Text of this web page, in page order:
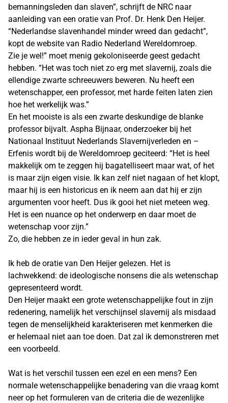
bemanningsleden dan slaven”, schrijft de NRC naar
aanleiding van een oratie van Prof. Dr. Henk Den Heijer.
“Nederlandse slavenhandel minder wreed dan gedacht”,
kopt de website van Radio Nederland Wereldomroep.
Zie je wel!” moet menig gekoloniseerde geest gedacht
hebben. “Het was toch niet zo erg met slavernij, zoals die
ellendige zwarte schreeuwers beweren. Nu heeft een
wetenschapper, een professor, met harde feiten laten zien
hoe het werkelijk was.”
En het mooiste is als een zwarte deskundige de blanke
professor bijvalt. Aspha Bijnaar, onderzoeker bij het
Nationaal Instituut Nederlands Slavernijverleden en –
Erfenis wordt bij de Wereldomroep geciteerd: “Het is heel
makkelijk om te zeggen hij bagatelliseert maar wat, of het
is maar zijn eigen visie. Ik kan zelf niet nagaan of het klopt,
maar hij is een historicus en ik neem aan dat hij er zijn
argumenten voor heeft. Dus ik gooi het niet meteen weg.
Het is een nuance op het onderwerp en daar moet de
wetenschap voor zijn.”
Zo, die hebben ze in ieder geval in hun zak.
Ik heb de oratie van Den Heijer gelezen. Het is
lachwekkend: de ideologische nonsens die als wetenschap
gepresenteerd wordt.
Den Heijer maakt een grote wetenschappelijke fout in zijn
redenering, namelijk het verschijnsel slavernij als misdaad
tegen de menselijkheid karakteriseren met kenmerken die
er helemaal niet aan toe doen. Dat zal ik demonstreren met
een voorbeeld.
Wat is het verschil tussen een ezel en een mens? Een
normale wetenschappelijke benadering van die vraag komt
neer op het formuleren van de criteria die de wezenlijke